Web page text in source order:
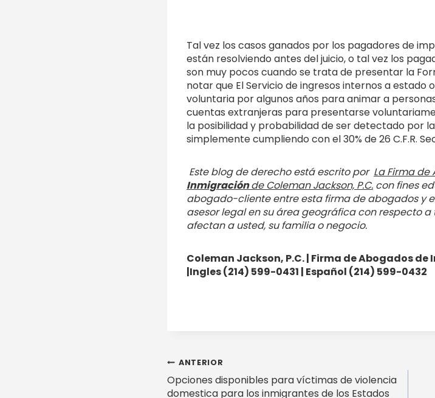
Tal vez los casos ganados por los pagadores de
están resolviendo antes del juicio, o tal vez los
son muy pocos cuando se trata de presentar la
notar que El Servicio de ingresos internos a
voluntaria por algunos años para animar a
cuentas extranjeras para presentarse
la posibilidad y probabilidad de ser detectado por
simplemente cumpliendo con el 30% de 26 C.F.R.
Este blog de derecho está escrito por La Firma
Inmigraciónde Coleman Jackson, P.C. con fines
abogado-cliente entre esta firma de abogados y
asesor legal en su área geográfica con respecto
afectan a usted, su familia o negocio.
Coleman Jackson, P.C. | Firma de Abogados
|Ingles (214) 599-0431 | Español (214) 599-0432
Navegación
ANTERIOR
Opciones disponibles para víctimas de violencia
domestica para los inmigrantes de los Estados